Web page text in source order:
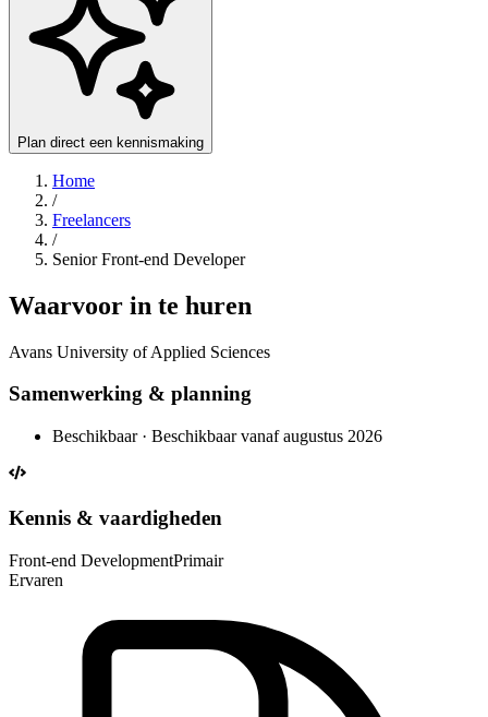
Plan direct een kennismaking
Home
/
Freelancers
/
Senior Front-end Developer
Waarvoor in te huren
Avans University of Applied Sciences
Samenwerking & planning
Beschikbaar · Beschikbaar vanaf augustus 2026
Kennis & vaardigheden
Front-end DevelopmentPrimair
Ervaren